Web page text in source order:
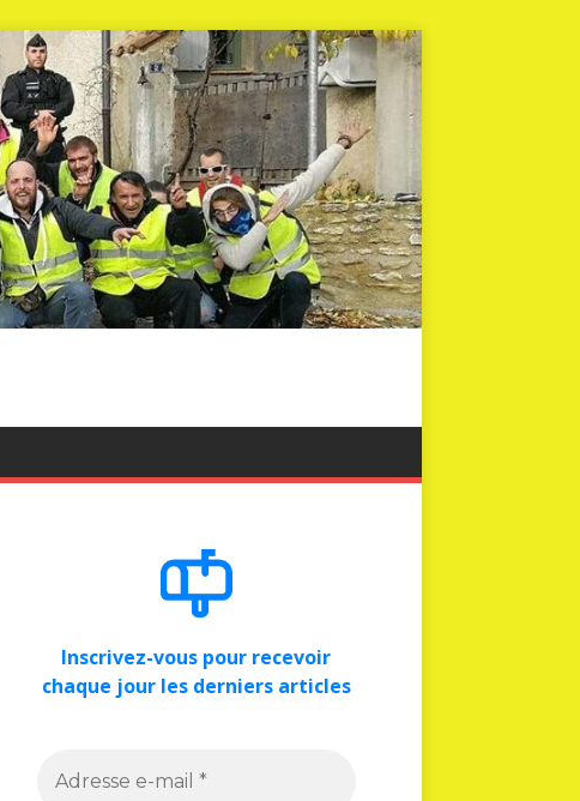
Inscrivez-vous pour recevoir
chaque jour les derniers articles